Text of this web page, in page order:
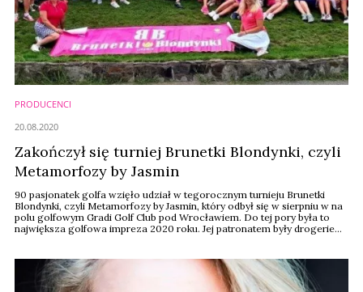
PRODUCENCI
Zakończył się turniej Brunetki Blondynki, czyli
Metamorfozy by Jasmin
90 pasjonatek golfa wzięło udział w tegorocznym turnieju Brunetki
Blondynki, czyli Metamorfozy by Jasmin, który odbył się w sierpniu w na
polu golfowym Gradi Golf Club pod Wrocławiem. Do tej pory była to
największa golfowa impreza 2020 roku. Jej patronatem były drogerie
20.08.2020